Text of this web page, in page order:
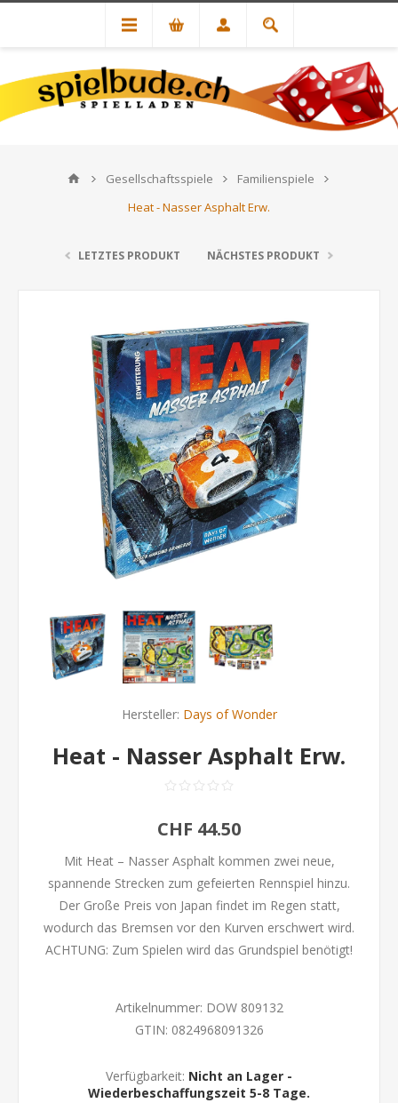
Gesellschaftsspiele
Familienspiele
Heat - Nasser Asphalt Erw.
LETZTES PRODUKT NÄCHSTES PRODUKT
Hersteller: Days of Wonder
Heat - Nasser Asphalt Erw.
CHF 44.50
Mit Heat – Nasser Asphalt kommen zwei neue,
spannende Strecken zum gefeierten Rennspiel hinzu.
Der Große Preis von Japan findet im Regen statt,
wodurch das Bremsen vor den Kurven erschwert wird.
ACHTUNG: Zum Spielen wird das Grundspiel benötigt!
Artikelnummer: DOW 809132
GTIN: 0824968091326
Verfügbarkeit: Nicht an Lager -
Wiederbeschaffungszeit 5-8 Tage.